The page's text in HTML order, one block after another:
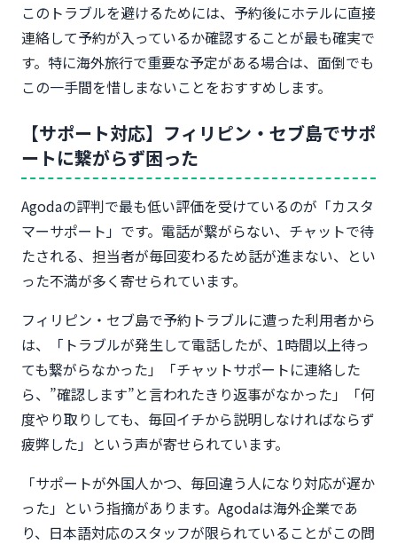
このトラブルを避けるためには、予約後にホテルに直接
連絡して予約が入っているか確認することが最も確実で
す。特に海外旅行で重要な予定がある場合は、面倒でも
この一手間を惜しまないことをおすすめします。
【サポート対応】フィリピン・セブ島でサポ
ートに繋がらず困った
Agodaの評判で最も低い評価を受けているのが「カスタ
マーサポート」です。電話が繋がらない、チャットで待
たされる、担当者が毎回変わるため話が進まない、とい
った不満が多く寄せられています。
フィリピン・セブ島で予約トラブルに遭った利用者から
は、「トラブルが発生して電話したが、1時間以上待っ
ても繋がらなかった」「チャットサポートに連絡した
ら、”確認します”と言われたきり返事がなかった」「何
度やり取りしても、毎回イチから説明しなければならず
疲弊した」という声が寄せられています。
「サポートが外国人かつ、毎回違う人になり対応が遅か
った」という指摘があります。Agodaは海外企業であ
り、日本語対応のスタッフが限られていることがこの問